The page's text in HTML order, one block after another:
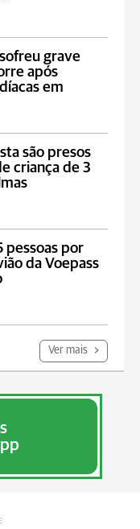
grave
após
em
são presos
criança de 3
pessoas por
da Voepass
Ver mais